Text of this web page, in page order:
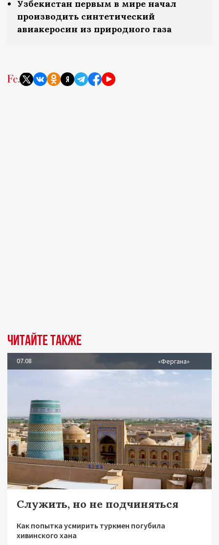
Узбекистан первым в мире начал
производить синтетический
авиакеросин из природного газа
Читайте также
07.08 «Фергана»
Служить, но не подчиняться
Как попытка усмирить туркмен погубила
хивинского хана